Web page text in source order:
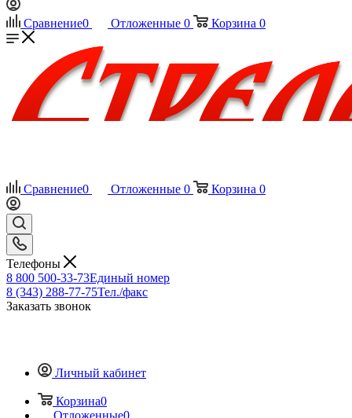
Сравнение0 Отложенные 0 Корзина 0
Сравнение0 Отложенные 0 Корзина 0
Телефоны
8 800 500-33-73Единый номер
8 (343) 288-77-75Тел./факс
Заказать звонок
Личный кабинет
Корзина0
Отложенные0